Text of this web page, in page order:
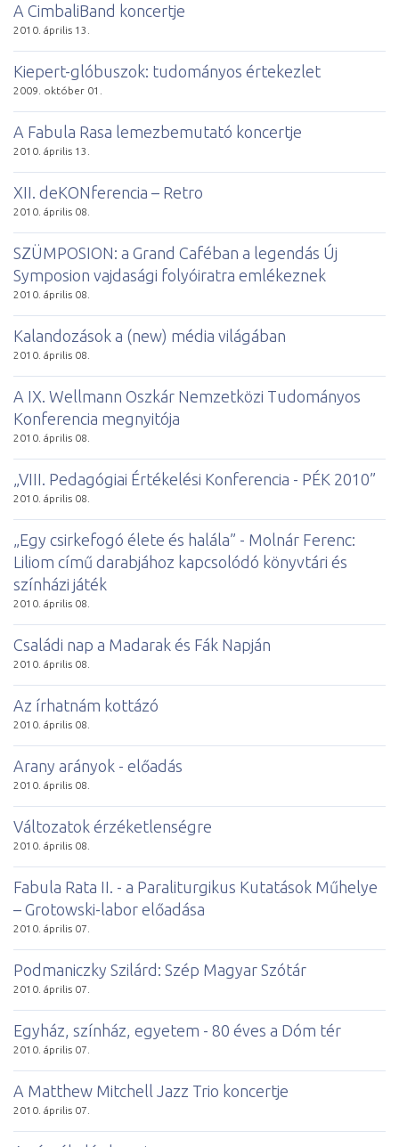
A CimbaliBand koncertje
2010. április 13.
Kiepert-glóbuszok: tudományos értekezlet
2009. október 01.
A Fabula Rasa lemezbemutató koncertje
2010. április 13.
XII. deKONferencia – Retro
2010. április 08.
SZÜMPOSION: a Grand Caféban a legendás Új
Symposion vajdasági folyóiratra emlékeznek
2010. április 08.
Kalandozások a (new) média világában
2010. április 08.
A IX. Wellmann Oszkár Nemzetközi Tudományos
Konferencia megnyitója
2010. április 08.
„VIII. Pedagógiai Értékelési Konferencia - PÉK 2010”
2010. április 08.
„Egy csirkefogó élete és halála” - Molnár Ferenc:
Liliom című darabjához kapcsolódó könyvtári és
színházi játék
2010. április 08.
Családi nap a Madarak és Fák Napján
2010. április 08.
Az írhatnám kottázó
2010. április 08.
Arany arányok - előadás
2010. április 08.
Változatok érzéketlenségre
2010. április 08.
Fabula Rata II. - a Paraliturgikus Kutatások Műhelye
– Grotowski-labor előadása
2010. április 07.
Podmaniczky Szilárd: Szép Magyar Szótár
2010. április 07.
Egyház, színház, egyetem - 80 éves a Dóm tér
2010. április 07.
A Matthew Mitchell Jazz Trio koncertje
2010. április 07.